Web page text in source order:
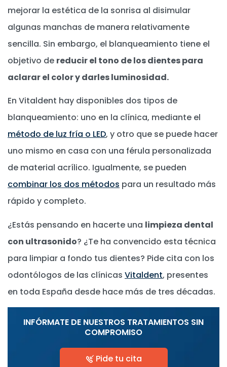
mejorar la estética de la sonrisa al disimular
algunas manchas de manera relativamente
sencilla. Sin embargo, el blanqueamiento tiene el
objetivo de reducir el tono de los dientes para
aclarar el color y darles luminosidad.
En Vitaldent hay disponibles dos tipos de
blanqueamiento: uno en la clínica, mediante el
método de luz fría o LED, y otro que se puede hacer
uno mismo en casa con una férula personalizada
de material acrílico. Igualmente, se pueden
combinar los dos métodos para un resultado más
rápido y completo.
¿Estás pensando en hacerte una limpieza dental
con ultrasonido? ¿Te ha convencido esta técnica
para limpiar a fondo tus dientes? Pide cita con los
odontólogos de las clínicas Vitaldent, presentes
en toda España desde hace más de tres décadas.
INFÓRMATE DE NUESTROS TRATAMIENTOS SIN
COMPROMISO
Pide tu cita